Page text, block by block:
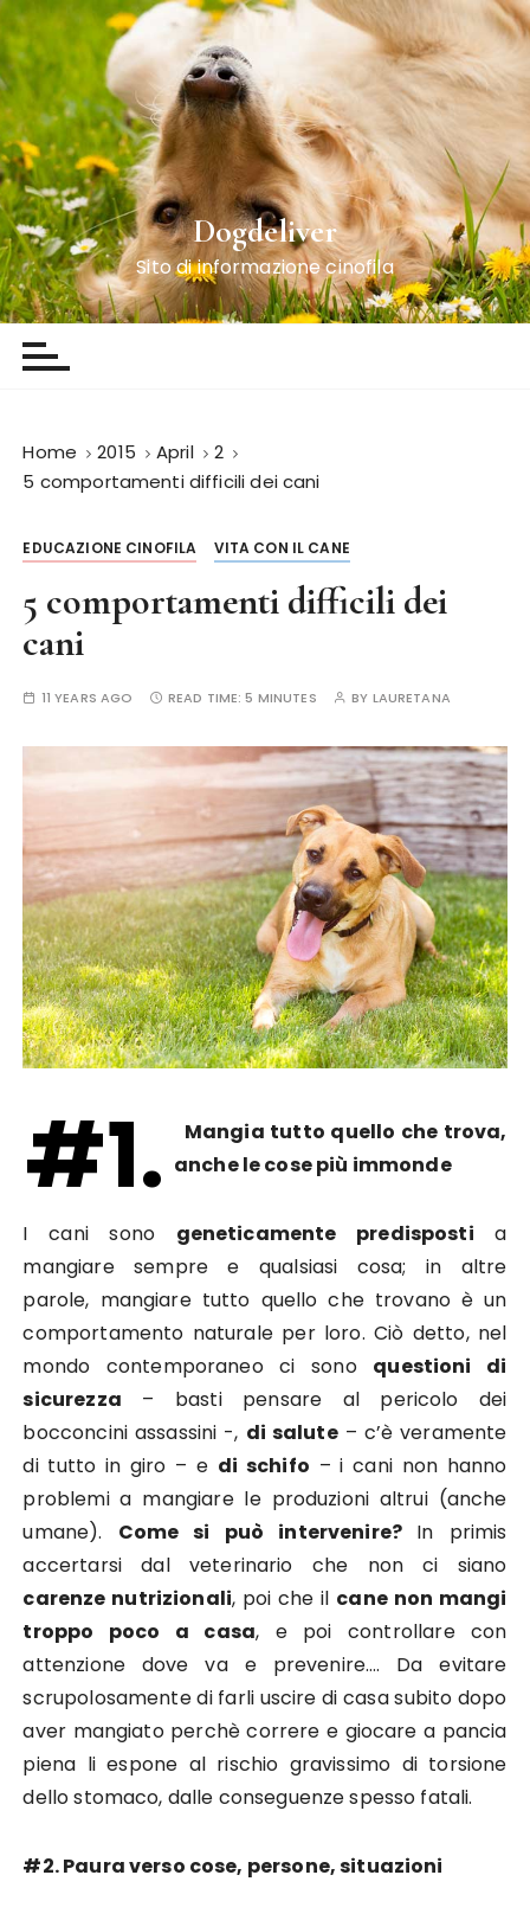
S
k
i
p
t
o
c
o
n
t
e
Dogdeliver
Sito di informazione cinofila
Home 2015 April
2
5 comportamenti difficili dei cani
EDUCAZIONE CINOFILA VITA CON IL CANE
5 comportamenti difficili dei
cani
11 YEARS AGO READ TIME:5 MINUTES BY LAURETANA
#1.
Mangia tutto quello che trova,
anche le cose più immonde
I cani sono geneticamente predisposti a
mangiare sempre e qualsiasi cosa; in altre
parole, mangiare tutto quello che trovano è un
comportamento naturale per loro. Ciò detto, nel
mondo contemporaneo ci sono questioni di
sicurezza – basti pensare al pericolo dei
bocconcini assassini -, di salute– c’è veramente
di tutto in giro – e di schifo – i cani non hanno
problemi a mangiare le produzioni altrui (anche
umane). Come si può intervenire? In primis
accertarsi dal veterinario che non ci siano
carenze nutrizionali, poi che il cane non mangi
troppo poco a casa, e poi controllare con
attenzione dove va e prevenire…. Da evitare
scrupolosamente di farli uscire di casa subito dopo
aver mangiato perchè correre e giocare a pancia
piena li espone al rischio gravissimo di torsione
dello stomaco, dalle conseguenze spesso fatali.
#2. Paura verso cose, persone, situazioni